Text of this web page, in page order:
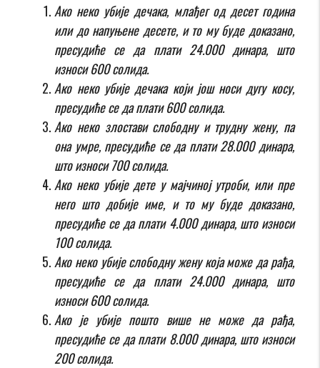
Ако неко убије дечака, млађег од десет година
или до напуњене десете, и то му буде доказано,
пресудиће се да плати 24.000 динара, што
износи 600 солида.
Ако неко убије дечака који још носи дугу косу,
пресудиће се да плати 600 солида.
Ако неко злостави слободну и трудну жену, па
она умре, пресудиће се да плати 28.000 динара,
што износи 700 солида.
Ако неко убије дете у мајчиној утроби, или пре
него што добије име, и то му буде доказано,
пресудиће се да плати 4.000 динара, што износи
100 солида.
Ако неко убије слободну жену која може да рађа,
пресудиће се да плати 24.000 динара, што
износи 600 солида.
Ако је убије пошто више не може да рађа,
пресудиће се да плати 8.000 динара, што износи
200 солида.